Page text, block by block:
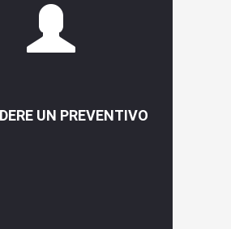
UN PREVENTIVO